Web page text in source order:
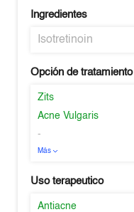
Ingredientes
Isotretinoin
Opción de tratamiento
Zits
Acne Vulgaris
-
Más
Uso terapeutico
Antiacne